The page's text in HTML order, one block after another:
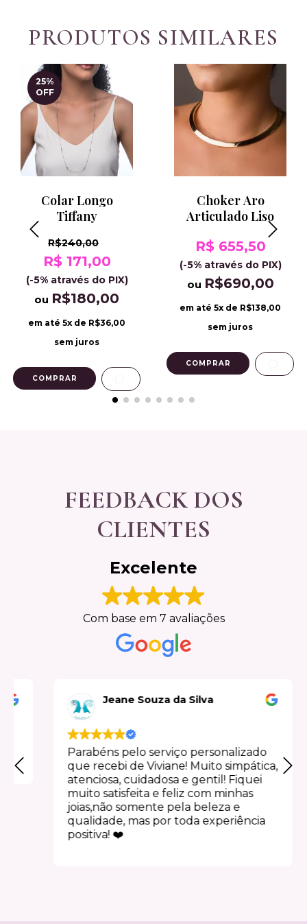
PRODUTOS SIMILARES
25%
OFF
Colar Longo
Tiffany
R$240,00
R$ 171,00
(-5% através do PIX)
ou R$180,00
em até 5x de R$36,00
sem juros
Choker Aro
Articulado Liso
R$ 655,50
(-5% através do PIX)
ou R$690,00
em até 5x de R$138,00
sem juros
FEEDBACK DOS
CLIENTES
Excelente
Com base em 7 avaliações
Jeane Souza da Silva
Parabéns pelo serviço personalizado
que recebi de Viviane! Muito simpática,
atenciosa, cuidadosa e gentil! Fiquei
muito satisfeita e feliz com minhas
joias,não somente pela beleza e
qualidade, mas por toda experiência
positiva! ❤️